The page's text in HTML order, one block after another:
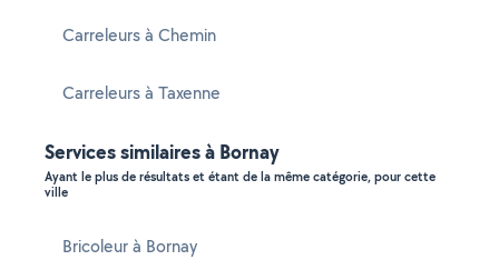
Carreleurs à Chemin
Carreleurs à Taxenne
Services similaires à Bornay
Ayant le plus de résultats et étant de la même catégorie, pour cette
ville
Bricoleur à Bornay